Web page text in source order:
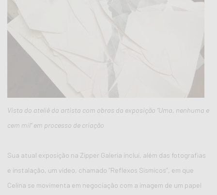
Vista do ateliê da artista com obras da exposição “Uma, nenhuma e
cem mil” em processo de criação
Sua atual exposição na Zipper Galeria inclui, além das fotografias
e instalação, um vídeo, chamado “Reflexos Sísmicos”, em que
Celina se movimenta em negociação com a imagem de um papel